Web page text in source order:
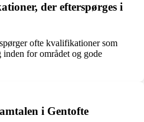
der efterspørges i
ofte kvalifikationer som
inden for området og gode
i Gentofte